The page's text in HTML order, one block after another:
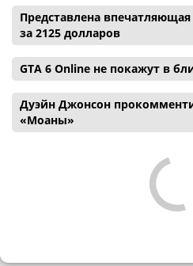
Представлена
за 2125 долларов
GTA 6 Online не покажут в
Дуэйн Джонсон
«Моаны»